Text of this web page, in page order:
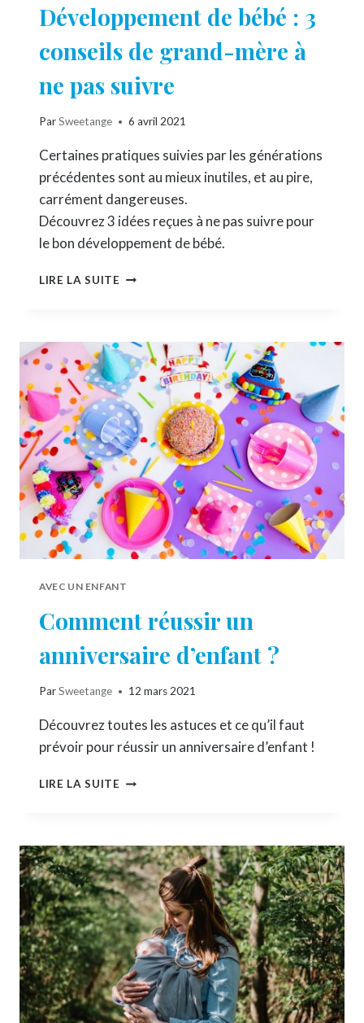
Développement de bébé : 3
conseils de grand-mère à
ne pas suivre
ParSweetange 6 avril 2021
Certaines pratiques suivies par les générations
précédentes sont au mieux inutiles, et au pire,
carrément dangereuses.
Découvrez 3 idées reçues à ne pas suivre pour
le bon développement de bébé.
LIRE LA SUITE DÉVELOPPEMENT
3
CONSEILS
DE
GRAND-
MÈRE
À
NE
PAS
SUIVRE
AVEC UN ENFANT
Comment réussir un
anniversaire d’enfant ?
ParSweetange 12 mars 2021
Découvrez toutes les astuces et ce qu’il faut
prévoir pour réussir un anniversaire d’enfant !
LIRE LA SUITE COMMENT
D’ENFANT
?